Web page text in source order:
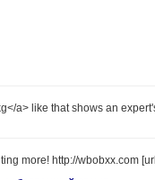
a> like that shows an
more! http://wbobxx.com